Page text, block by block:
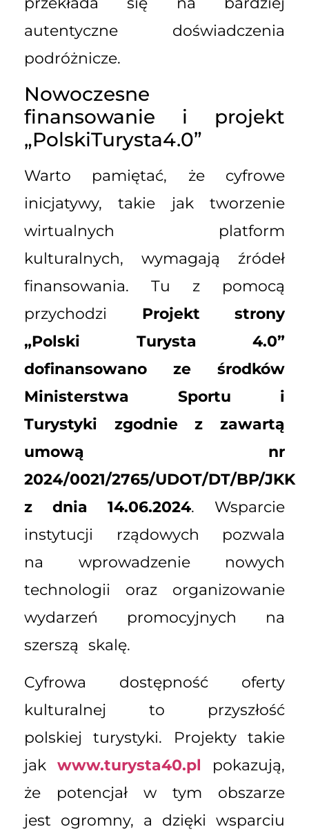
autentyczne doświadczenia
podróżnicze.
Nowoczesne
finansowanie i projekt
„PolskiTurysta4.0”
Warto pamiętać, że cyfrowe
inicjatywy, takie jak tworzenie
wirtualnych platform
kulturalnych, wymagają źródeł
finansowania. Tu z pomocą
przychodzi Projekt strony
„Polski Turysta 4.0”
dofinansowano ze środków
Ministerstwa Sportu i
Turystyki zgodnie z zawartą
umową nr
2024/0021/2765/UDOT/DT/BP/JKK
z dnia 14.06.2024. Wsparcie
instytucji rządowych pozwala
na wprowadzenie nowych
technologii oraz organizowanie
wydarzeń promocyjnych na
szerszą skalę.
Cyfrowa dostępność oferty
kulturalnej to przyszłość
polskiej turystyki. Projekty takie
jak www.turysta40.pl pokazują,
że potencjał w tym obszarze
jest ogromny, a dzięki wsparciu